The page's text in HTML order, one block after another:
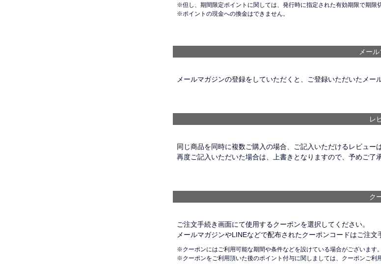
但し、期間限定ポイントに関しては、発行時に指定された有効期限で期限
ポイントの現金への換金はできません。
メー
メールマガジンの登録をしていただくと、ご登録いただいたメー
レ
同じ商品を同時に複数ご購入の場合、ご記入いただけるレビュー
再度ご記入いただいた場合は、上書きとなりますので、予めご了
ク
ご注文手続き画面にて使用するクーポンを選択してください。
メールマガジンやLINEなどで配布されたクーポンコードはご注
クーポンにはご利用可能な期間や条件などを設けている場合がございます。
クーポンをご利用頂いた後のポイント付与に関しましては、クーポンご利